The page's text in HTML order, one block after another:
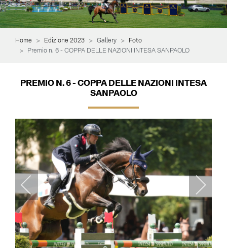
Home Edizione 2023 Gallery
Foto
Premio n. 6 - COPPA DELLE NAZIONI INTESA SANPAOLO
PREMIO N. 6 - COPPA DELLE NAZIONI INTESA
SANPAOLO